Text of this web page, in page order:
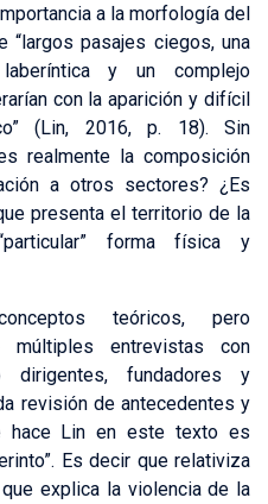
a la morfología del
“largos pasajes ciegos, una
laberíntica y un complejo
con la aparición y difícil
(Lin, 2016, p. 18). Sin
realmente la composición
a otros sectores? ¿Es
presenta el territorio de la
forma física y
teóricos, pero
entrevistas con
dirigentes, fundadores y
revisión de antecedentes y
hace Lin en este texto es
Es decir que relativiza
explica la violencia de la